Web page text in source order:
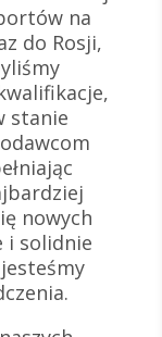
na
do Rosji,
stanie
nowych
i solidnie